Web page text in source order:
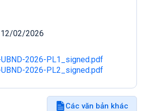
12/02/2026
2026-PL1_signed.pdf
2026-PL2_signed.pdf
Các văn bản khác